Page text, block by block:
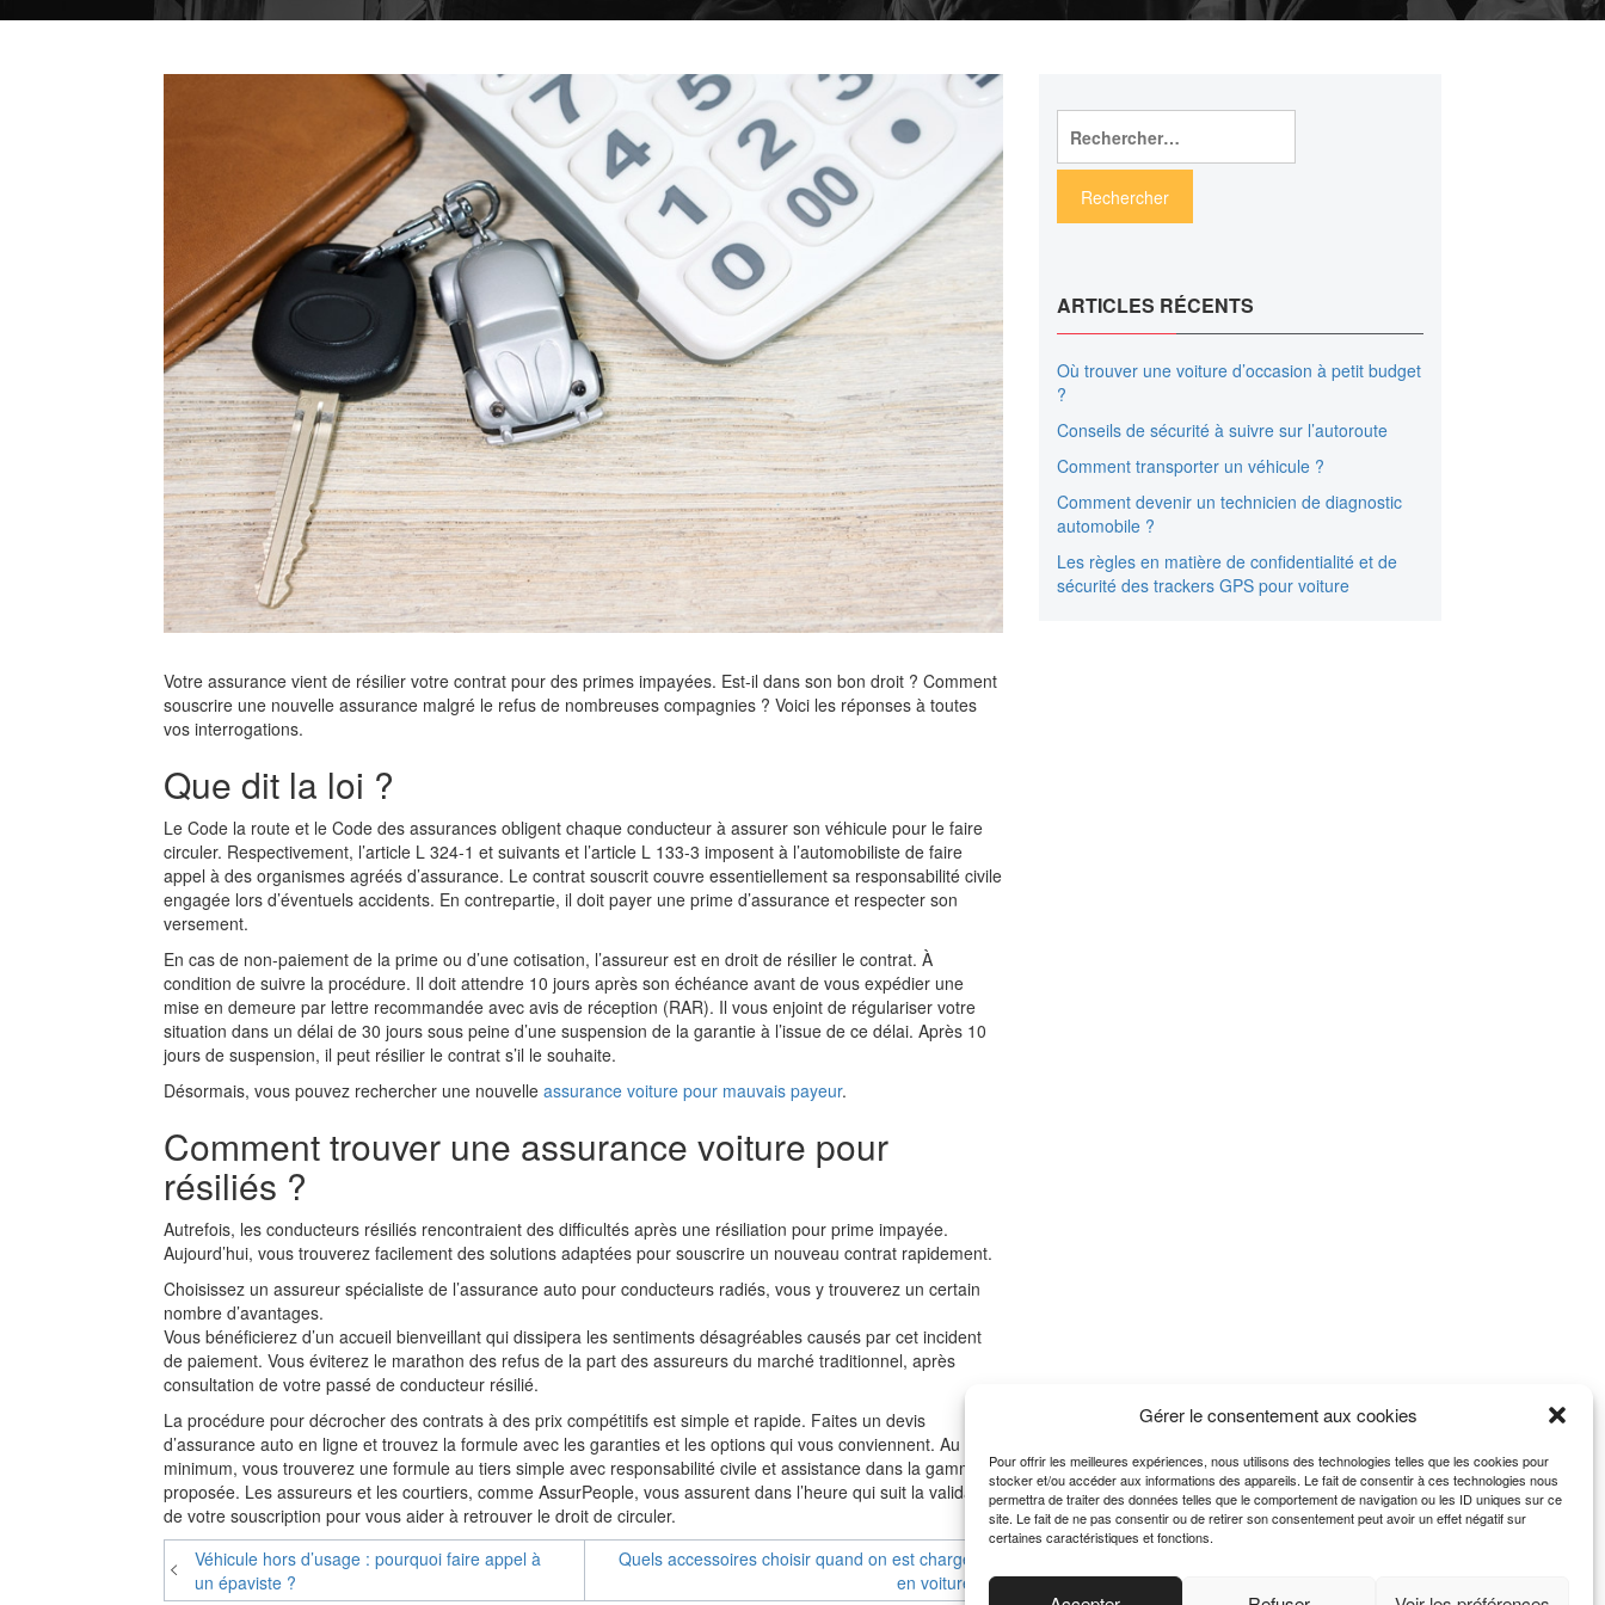
Gérer le consentement aux cookies
Pour offrir les meilleures expériences, nous utilisons des technologies telles que les cookies pour
stocker et/ou accéder aux informations des appareils. Le fait de consentir à ces technologies nous
permettra de traiter des données telles que le comportement de navigation ou les ID uniques sur ce
site. Le fait de ne pas consentir ou de retirer son consentement peut avoir un effet négatif sur
certaines caractéristiques et fonctions.
Votre assurance vient de résilier votre contrat pour des primes impayées. Est-il dans son bon droit ? Comment
souscrire une nouvelle assurance malgré le refus de nombreuses compagnies ? Voici les réponses à toutes
vos interrogations.
Que dit la loi ?
Le Code la route et le Code des assurances obligent chaque conducteur à assurer son véhicule pour le faire
circuler. Respectivement, l’article L 324-1 et suivants et l’article L 133-3 imposent à l’automobiliste de faire
appel à des organismes agréés d’assurance. Le contrat souscrit couvre essentiellement sa responsabilité civile
engagée lors d’éventuels accidents. En contrepartie, il doit payer une prime d’assurance et respecter son
versement.
En cas de non-paiement de la prime ou d’une cotisation, l’assureur est en droit de résilier le contrat. À
condition de suivre la procédure. Il doit attendre 10 jours après son échéance avant de vous expédier une
mise en demeure par lettre recommandée avec avis de réception (RAR). Il vous enjoint de régulariser votre
situation dans un délai de 30 jours sous peine d’une suspension de la garantie à l’issue de ce délai. Après 10
jours de suspension, il peut résilier le contrat s’il le souhaite.
Désormais, vous pouvez rechercher une nouvelle assurance voiture pour mauvais payeur.
Comment trouver une assurance voiture pour
résiliés ?
Autrefois, les conducteurs résiliés rencontraient des difficultés après une résiliation pour prime impayée.
Aujourd’hui, vous trouverez facilement des solutions adaptées pour souscrire un nouveau contrat rapidement.
Choisissez un assureur spécialiste de l’assurance auto pour conducteurs radiés, vous y trouverez un certain
nombre d’avantages.
Vous bénéficierez d’un accueil bienveillant qui dissipera les sentiments désagréables causés par cet incident
de paiement. Vous éviterez le marathon des refus de la part des assureurs du marché traditionnel, après
consultation de votre passé de conducteur résilié.
La procédure pour décrocher des contrats à des prix compétitifs est simple et rapide. Faites un devis
d’assurance auto en ligne et trouvez la formule avec les garanties et les options qui vous conviennent. Au
minimum, vous trouverez une formule au tiers simple avec responsabilité civile et assistance dans la gamme
proposée. Les assureurs et les courtiers, comme AssurPeople, vous assurent dans l’heure qui suit la validation
de votre souscription pour vous aider à retrouver le droit de circuler.
Navigation
Véhicule hors d’usage : pourquoi faire appel à
un épaviste ?
Quels accessoires choisir quand on est chargé
en voiture
ARTICLES RÉCENTS
Où trouver une voiture d’occasion à petit budget
?
Conseils de sécurité à suivre sur l’autoroute
Comment transporter un véhicule ?
Comment devenir un technicien de diagnostic
automobile ?
Les règles en matière de confidentialité et de
sécurité des trackers GPS pour voiture